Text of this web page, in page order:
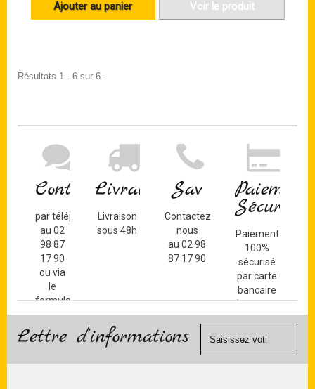
Ajouter au panier Voir le produit
Résultats 1 - 6 sur 6.
Contact
par téléphone
au 02
98 87
17 90
ou via
le
formulaire
de
contact
Livraison
Livraison
sous 48h
Sav
Contactez-
nous
au 02 98
87 17 90
Paiement
Sécurisé
Paiement
100%
sécurisé
par carte
bancaire
(Mastercard,
Visa, ...) et
Lettre d'informations